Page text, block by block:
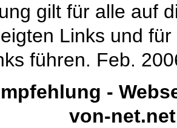
gilt für alle auf
Links und
führen. Feb.
-
von-net.net